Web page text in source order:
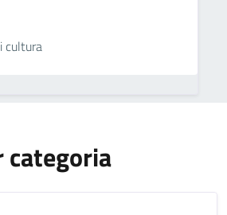
cultura
categoria